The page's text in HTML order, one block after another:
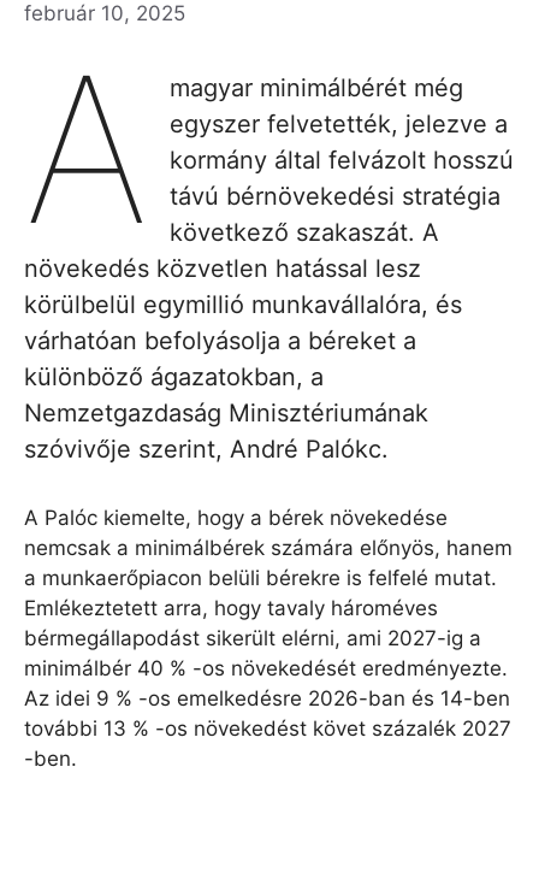
február 10, 2025
A
magyar minimálbérét még
egyszer felvetették, jelezve a
kormány által felvázolt hosszú
távú bérnövekedési stratégia
következő szakaszát. A
növekedés közvetlen hatással lesz
körülbelül egymillió munkavállalóra, és
várhatóan befolyásolja a béreket a
különböző ágazatokban, a
Nemzetgazdaság Minisztériumának
szóvivője szerint, André Palókc.
A Palóc kiemelte, hogy a bérek növekedése
nemcsak a minimálbérek számára előnyös, hanem
a munkaerőpiacon belüli bérekre is felfelé mutat.
Emlékeztetett arra, hogy tavaly hároméves
bérmegállapodást sikerült elérni, ami 2027-ig a
minimálbér 40 % -os növekedését eredményezte.
Az idei 9 % -os emelkedésre 2026-ban és 14-ben
további 13 % -os növekedést követ százalék 2027
-ben.